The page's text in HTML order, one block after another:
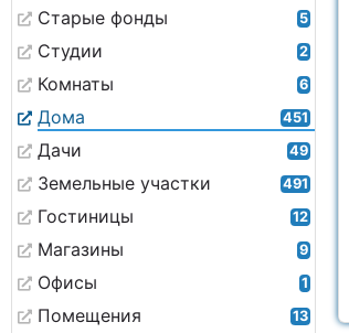
Старые фонды 5
Студии 2
Комнаты 6
Дома 451
Дачи 49
Земельные участки 491
Гостиницы 12
Магазины 9
Офисы 1
Помещения 13